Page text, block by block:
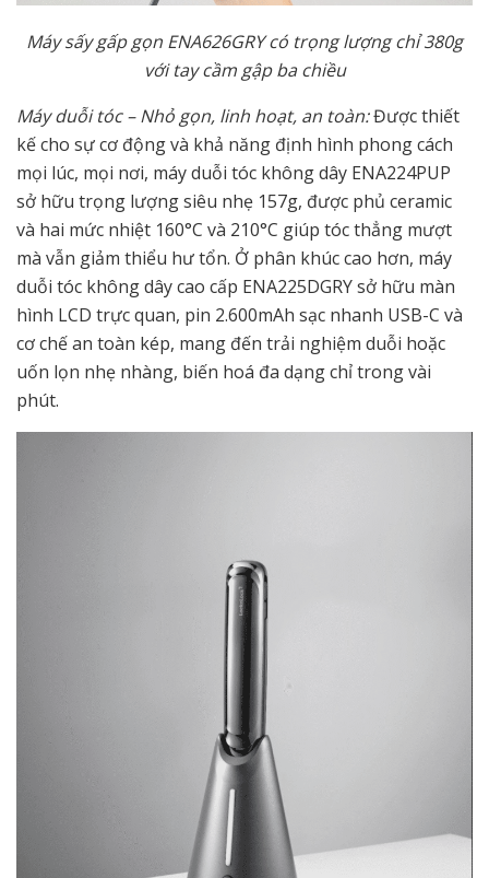
Máy sấy gấp gọn ENA626GRY có trọng lượng chỉ 380g
với tay cầm gập ba chiều
Máy duỗi tóc – Nhỏ gọn, linh hoạt, an toàn:Được thiết
kế cho sự cơ động và khả năng định hình phong cách
mọi lúc, mọi nơi, máy duỗi tóc không dây ENA224PUP
sở hữu trọng lượng siêu nhẹ 157g, được phủ ceramic
và hai mức nhiệt 160°C và 210°C giúp tóc thẳng mượt
mà vẫn giảm thiểu hư tổn. Ở phân khúc cao hơn, máy
duỗi tóc không dây cao cấp ENA225DGRY sở hữu màn
hình LCD trực quan, pin 2.600mAh sạc nhanh USB-C và
cơ chế an toàn kép, mang đến trải nghiệm duỗi hoặc
uốn lọn nhẹ nhàng, biến hoá đa dạng chỉ trong vài
phút.